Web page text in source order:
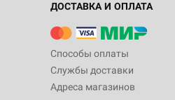
ДОСТАВКА И ОПЛАТА
Способы оплаты
Службы доставки
Адреса магазинов